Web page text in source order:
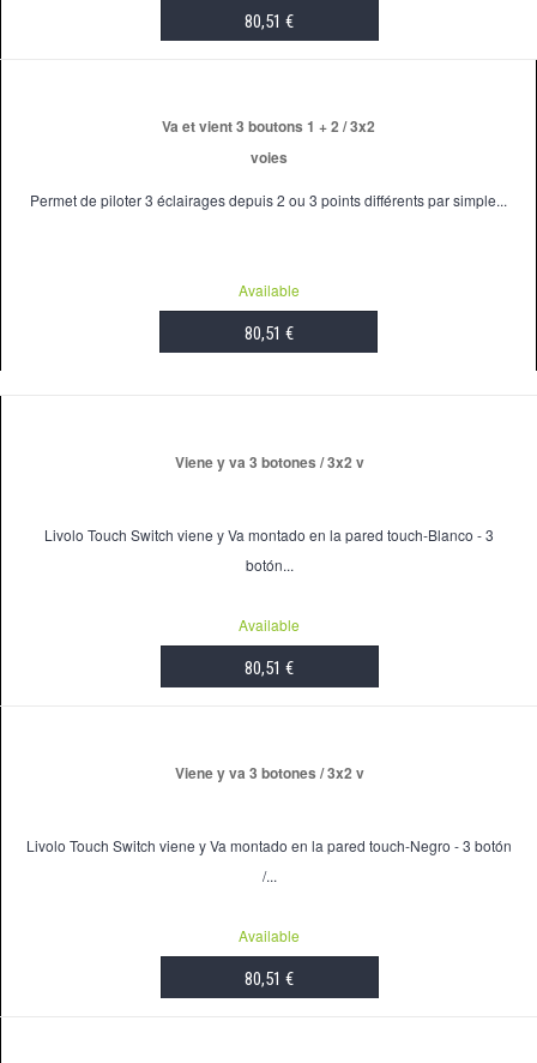
80,51 €
Va et vient 3 boutons 1 + 2 / 3x2
voies
Permet de piloter 3 éclairages depuis 2 ou 3 points différents par simple...
Available
80,51 €
Viene y va 3 botones / 3x2 v
Livolo Touch Switch viene y Va montado en la pared touch-Blanco - 3
botón...
Available
80,51 €
Viene y va 3 botones / 3x2 v
Livolo Touch Switch viene y Va montado en la pared touch-Negro - 3 botón
/...
Available
80,51 €